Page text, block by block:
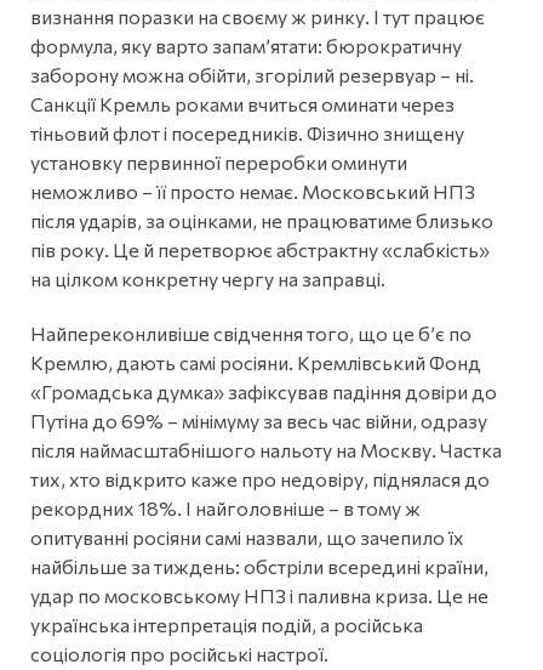
визнання поразки на своєму ж ринку. І тут працює
формула, яку варто запамʼятати: бюрократичну
заборону можна обійти, згорілий резервуар – ні.
Санкції Кремль роками вчиться оминати через
тіньовий флот і посередників. Фізично знищену
установку первинної переробки оминути
неможливо – її просто немає. Московський НПЗ
після ударів, за оцінками, не працюватиме близько
пів року. Це й перетворює абстрактну «слабкість»
на цілком конкретну чергу на заправці.
Найпереконливіше свідчення того, що це бʼє по
Кремлю, дають самі росіяни. Кремлівський Фонд
«Громадська думка» зафіксував падіння довіри до
Путіна до 69% – мінімуму за весь час війни, одразу
після наймасштабнішого нальоту на Москву. Частка
тих, хто відкрито каже про недовіру, піднялася до
рекордних 18%. І найголовніше – в тому ж
опитуванні росіяни самі назвали, що зачепило їх
найбільше за тиждень: обстріли всередині країни,
удар по московському НПЗ і паливна криза. Це не
українська інтерпретація подій, а російська
соціологія про російські настрої.